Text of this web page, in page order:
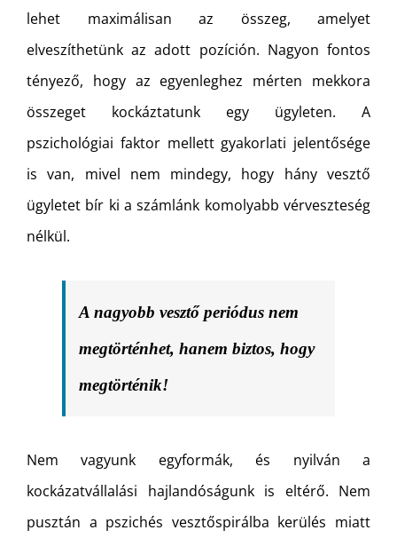
lehet maximálisan az összeg, amelyet
elveszíthetünk az adott pozíción. Nagyon fontos
tényező, hogy az egyenleghez mérten mekkora
összeget kockáztatunk egy ügyleten. A
pszichológiai faktor mellett gyakorlati jelentősége
is van, mivel nem mindegy, hogy hány vesztő
ügyletet bír ki a számlánk komolyabb vérveszteség
nélkül.
A nagyobb vesztő periódus nem
megtörténhet, hanem biztos, hogy
megtörténik!
Nem vagyunk egyformák, és nyilván a
kockázatvállalási hajlandóságunk is eltérő. Nem
pusztán a pszichés vesztőspirálba kerülés miatt